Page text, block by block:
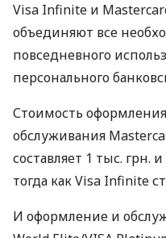
Visa Infinite и
объединяют все
повседневного
персонального
Стоимость
обслуживания
составляет 1 тыс. грн.
тогда как Visa Infinite
И оформление и